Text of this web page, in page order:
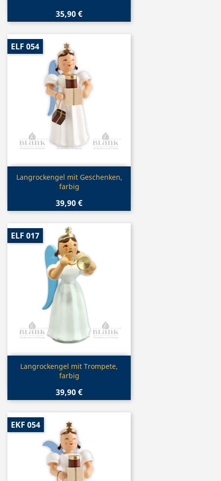
35,90 €
Vorschau
Langrockengel mit Geschenken,
farbig
39,90 €
ELF 054
Vorschau
Langrockengel mit Trompete,
farbig
39,90 €
ELF 017
EKF 054